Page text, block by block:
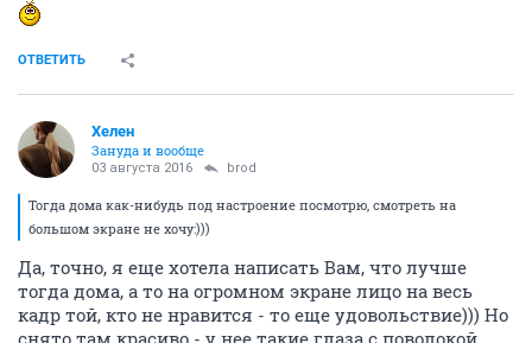
ОТВЕТИТЬ
Хелен
Зануда и вообще
03 августа 2016 brod
Тогда дома как-нибудь под настроение посмотрю, смотреть на
большом экране не хочу:)))
Да, точно, я еще хотела написать Вам, что лучше
тогда дома, а то на огромном экране лицо на весь
кадр той, кто не нравится - то еще удовольствие))) Но
снято там красиво - у нее такие глаза с поволокой,